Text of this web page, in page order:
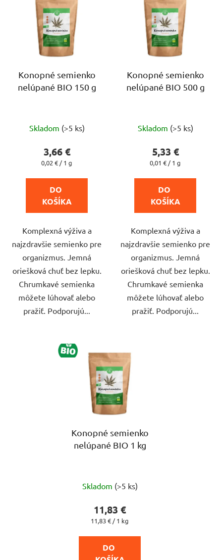
Konopné semienko
nelúpané BIO 150 g
hodnotenie
je
z
5
hviezdičiek.
Skladom (>5 ks)
3,66 €
Jednotková
0,02 € / 1 g
DO
KOŠÍKA
Komplexná výživa a
najzdravšie semienko pre
organizmus. Jemná
oriešková chuť bez lepku.
Chrumkavé semienka
môžete lúhovať alebo
pražiť. Podporujú...
Konopné semienko
nelúpané BIO 500 g
hodnotenie
je
z
5
hviezdičiek.
Skladom (>5 ks)
5,33 €
Jednotková
0,01 € / 1 g
DO
KOŠÍKA
Komplexná výživa a
najzdravšie semienko pre
organizmus. Jemná
oriešková chuť bez lepku.
Chrumkavé semienka
môžete lúhovať alebo
pražiť. Podporujú...
BIO
Konopné semienko
nelúpané BIO 1 kg
hodnotenie
produktu
je
z
5
Skladom (>5 ks)
11,83 €
Jednotková
11,83 € / 1 kg
DO